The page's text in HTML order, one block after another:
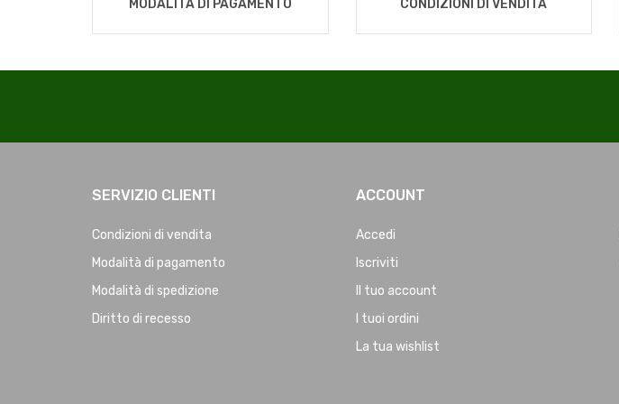
MODALITÀ DI PAGAMENTO CONDIZIONI DI VENDITA
SERVIZIO CLIENTI
Condizioni di vendita
Modalità di pagamento
Modalità di spedizione
Diritto di recesso
ACCOUNT
Accedi
Iscriviti
Il tuo account
I tuoi ordini
La tua wishlist